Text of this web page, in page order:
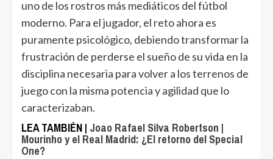
uno de los rostros más mediáticos del fútbol
moderno. Para el jugador, el reto ahora es
puramente psicológico, debiendo transformar la
frustración de perderse el sueño de su vida en la
disciplina necesaria para volver a los terrenos de
juego con la misma potencia y agilidad que lo
caracterizaban.
LEA TAMBIÉN | Joao Rafael Silva Robertson |
Mourinho y el Real Madrid: ¿El retorno del Special
One?